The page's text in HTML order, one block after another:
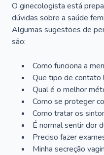
O ginecologista está
dúvidas sobre a saúde
Algumas sugestões de
são:
Como funciona a
Que tipo de contato
Qual é o melhor
Como se proteger
Como tratar os
É normal sentir dor
Preciso fazer
Minha secreção